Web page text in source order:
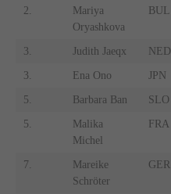
2.
Mariya
Oryashkova
BUL
3. Judith Jaeqx NED
3. Ena Ono JPN
5. Barbara Ban SLO
5.
Malika
Michel
FRA
7.
Mareike
Schröter
GER